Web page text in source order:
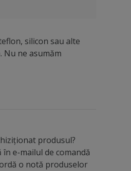
silicon sau alte
ne asumăm
produsul?
în e-mailul de comandă
o notă produselor